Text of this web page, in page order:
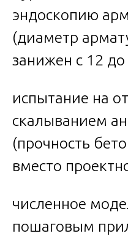
эндоскопию
(диаметр
занижен с 12
испытание на
скалыванием
(прочность
вместо
численное
пошаговым